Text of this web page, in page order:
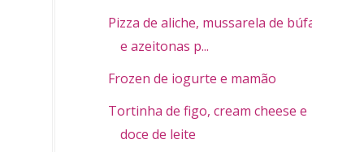
Pizza de aliche, mussarela de búfala
e azeitonas p...
Frozen de iogurte e mamão
Tortinha de figo, cream cheese e
doce de leite